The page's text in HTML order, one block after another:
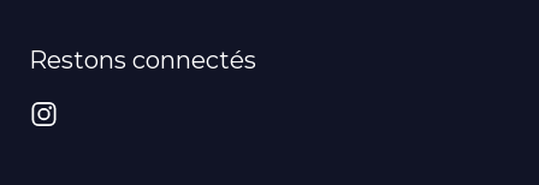
Restons connectés